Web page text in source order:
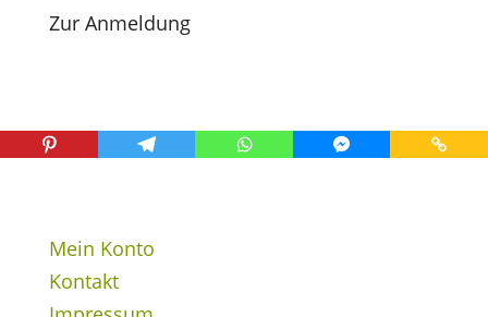
Zur Anmeldung
Mein Konto
Kontakt